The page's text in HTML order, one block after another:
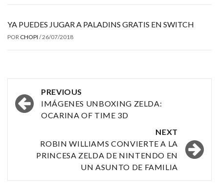
YA PUEDES JUGAR A PALADINS GRATIS EN SWITCH
POR CHOPI /26/07/2018
Post
navigation
PREVIOUS
IMÁGENES UNBOXING ZELDA:
OCARINA OF TIME 3D
NEXT
ROBIN WILLIAMS CONVIERTE A LA
PRINCESA ZELDA DE NINTENDO EN
UN ASUNTO DE FAMILIA